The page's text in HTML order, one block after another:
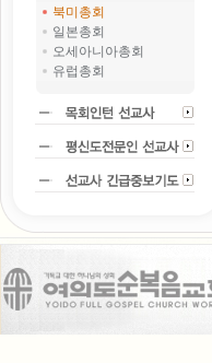
북미총회
일본총회
오세아니아총회
유럽총회